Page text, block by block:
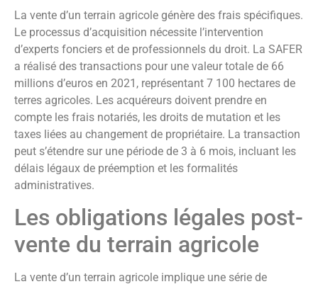
La vente d’un terrain agricole génère des frais spécifiques.
Le processus d’acquisition nécessite l’intervention
d’experts fonciers et de professionnels du droit. La SAFER
a réalisé des transactions pour une valeur totale de 66
millions d’euros en 2021, représentant 7 100 hectares de
terres agricoles. Les acquéreurs doivent prendre en
compte les frais notariés, les droits de mutation et les
taxes liées au changement de propriétaire. La transaction
peut s’étendre sur une période de 3 à 6 mois, incluant les
délais légaux de préemption et les formalités
administratives.
Les obligations légales post-
vente du terrain agricole
La vente d’un terrain agricole implique une série de